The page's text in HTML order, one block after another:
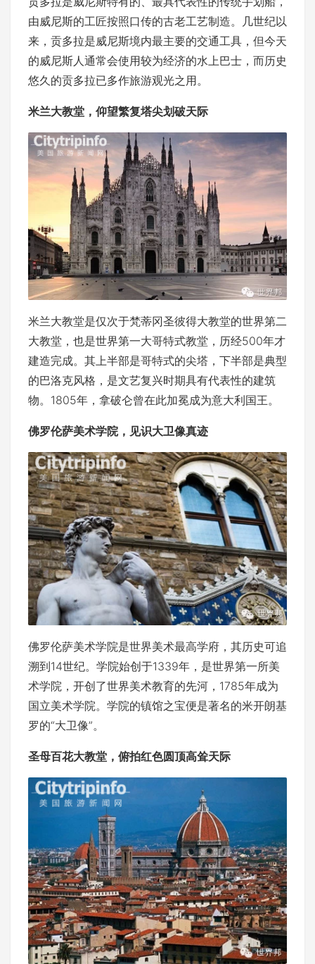
由威尼斯的工匠按照口传的古老工艺制造。几世纪以
来，贡多拉是威尼斯境内最主要的交通工具，但今天
的威尼斯人通常会使用较为经济的水上巴士，而历史
悠久的贡多拉已多作旅游观光之用。
米兰大教堂，仰望繁复塔尖划破天际
米兰大教堂是仅次于梵蒂冈圣彼得大教堂的世界第二
大教堂，也是世界第一大哥特式教堂，历经500年才
建造完成。其上半部是哥特式的尖塔，下半部是典型
的巴洛克风格，是文艺复兴时期具有代表性的建筑
物。1805年，拿破仑曾在此加冕成为意大利国王。
佛罗伦萨美术学院，见识大卫像真迹
佛罗伦萨美术学院是世界美术最高学府，其历史可追
溯到14世纪。学院始创于1339年，是世界第一所美
术学院，开创了世界美术教育的先河，1785年成为
国立美术学院。学院的镇馆之宝便是著名的米开朗基
罗的“大卫像”。
圣母百花大教堂，俯拍红色圆顶高耸天际